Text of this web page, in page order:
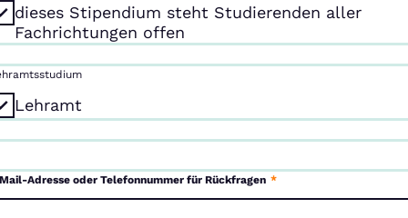
dieses Stipendium steht Studierenden aller
Fachrichtungen offen
Lehramt
Adresse oder Telefonnummer für Rückfragen *